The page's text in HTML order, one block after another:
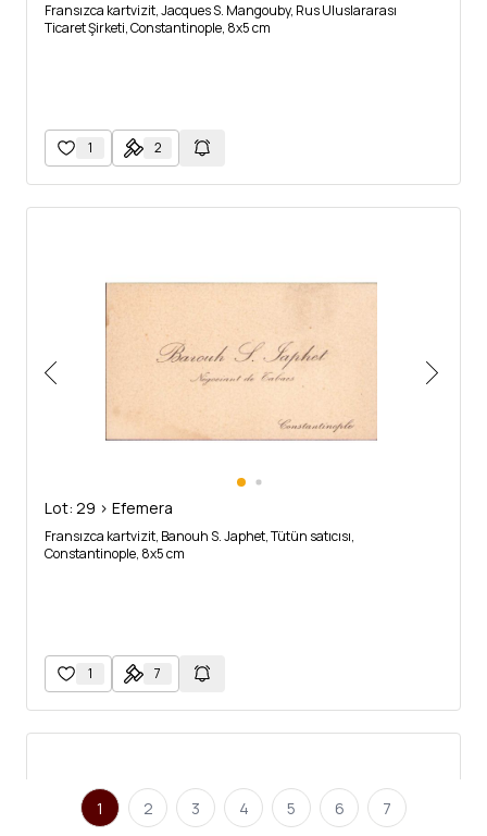
Fransızca kartvizit, Jacques S. Mangouby, Rus Uluslararası
Ticaret Şirketi, Constantinople, 8x5 cm
1 2
Lot: 29 > Efemera
Fransızca kartvizit, Banouh S. Japhet, Tütün satıcısı,
Constantinople, 8x5 cm
1 7
1 2 3 4 5 6 7